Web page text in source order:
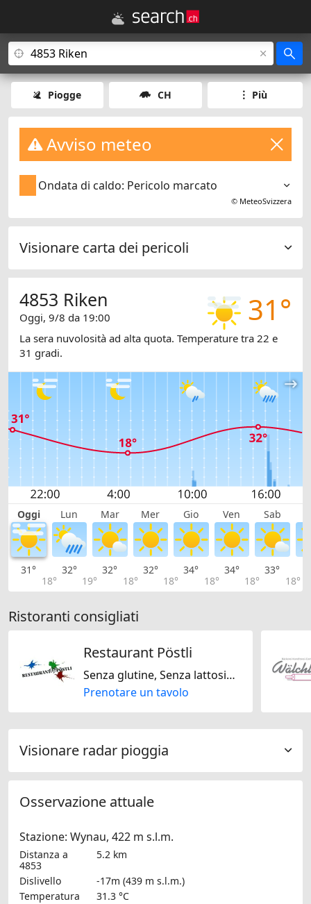
Piogge CH Più
Avviso meteo
Ondata di caldo: Pericolo marcato
© MeteoSvizzera
Visionare carta dei pericoli
31°
4853 Riken
Oggi, 9/8 da 19:00
La sera nuvolosità ad alta quota. Temperature tra 22 e
31 gradi.
Oggi Lun Mar Mer Gio Ven Sab
31°
18°
32°
19°
32°
18°
32°
18°
34°
18°
34°
18°
33°
18°
Ristoranti consigliati
Restaurant Pöstli
Senza glutine, Senza lattosio, Italiana, Mediterranea
Prenotare un tavolo
Visionare radar pioggia
Osservazione attuale
Stazione: Wynau, 422 m s.l.m.
Distanza a
4853
5.2 km
Dislivello
-17m (439 m s.l.m.)
Temperatura
31.3 °C